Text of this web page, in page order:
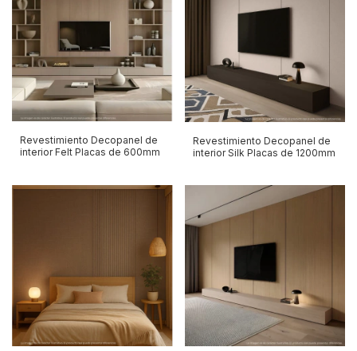
Revestimiento Decopanel de
interior Felt Placas de 600mm
Revestimiento Decopanel de
interior Silk Placas de 1200mm